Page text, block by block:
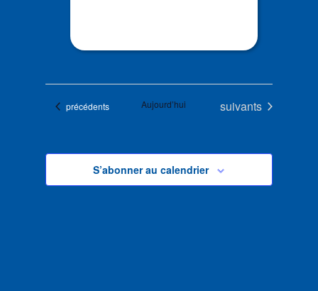
Évènements
précédents Aujourd’hui Évènements
suivants
S’abonner au calendrier